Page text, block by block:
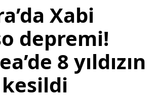
Xabi
depremi!
8 yıldızın